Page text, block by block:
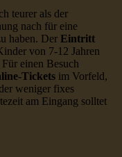
teurer als der
nach für eine
haben. Der Eintritt
von 7-12 Jahren
einen Besuch
Tickets im Vorfeld,
weniger fixes
am Eingang solltet